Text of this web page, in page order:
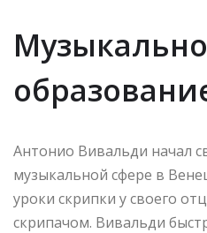
Антонио Вивальди начал
музыкальной сфере в
уроки скрипки у своего
скрипачом. Вивальди